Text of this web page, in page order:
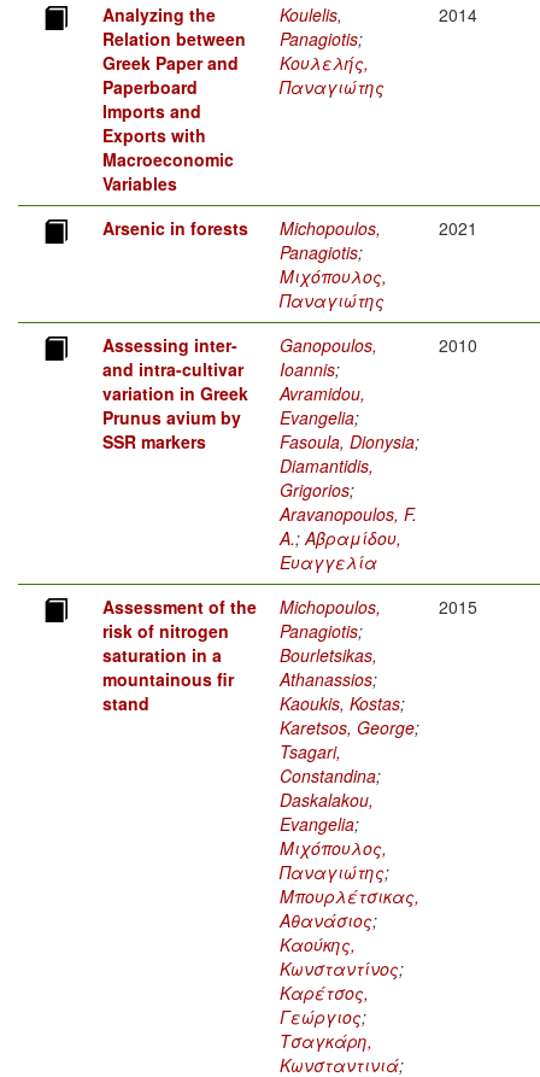
Analyzing the
Relation between
Greek Paper and
Paperboard
Imports and
Exports with
Macroeconomic
Variables
Koulelis,
Panagiotis;
Κουλελής,
Παναγιώτης
2014
Arsenic in forests
Michopoulos,
Panagiotis;
Μιχόπουλος,
Παναγιώτης
2021
Assessing inter-
and intra-cultivar
variation in Greek
Prunus avium by
SSR markers
Ganopoulos,
Ioannis;
Avramidou,
Evangelia;
Fasoula, Dionysia;
Diamantidis,
Grigorios;
Aravanopoulos, F.
A.; Αβραμίδου,
Ευαγγελία
2010
Assessment of the
risk of nitrogen
saturation in a
mountainous fir
stand
Michopoulos,
Panagiotis;
Bourletsikas,
Athanassios;
Kaoukis, Kostas;
Karetsos, George;
Tsagari,
Constandina;
Daskalakou,
Evangelia;
Μιχόπουλος,
Παναγιώτης;
Μπουρλέτσικας,
Αθανάσιος;
Καούκης,
Κωνσταντίνος;
Καρέτσος,
Γεώργιος;
Τσαγκάρη,
Κωνσταντινιά;
2015